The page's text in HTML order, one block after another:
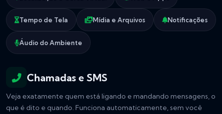
Tempo de Tela Mídia e Arquivos Notificações
Áudio do Ambiente
Chamadas e SMS
Veja exatamente quem está ligando e mandando mensagens, o
que é dito e quando. Funciona automaticamente, sem você